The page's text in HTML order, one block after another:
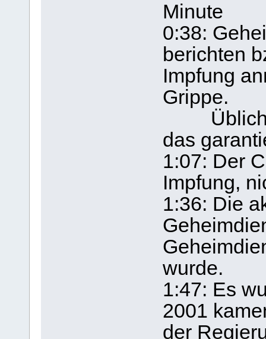
Minute
0:38:
berichten
Impfung
Grippe.
Übliche
das
1:07: Der
Impfung,
1:36: Die
wurde.
1:47: Es
2001
der